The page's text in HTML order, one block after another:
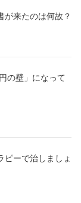
が来たのは何故？
の壁」になって
ピーで治しましょ